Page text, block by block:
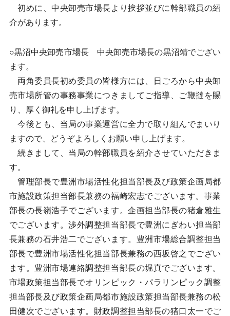
初めに、中央卸売市場長より挨拶並びに幹部職員の紹
介があります。
○黒沼中央卸売市場長 中央卸売市場長の黒沼靖でござい
ます。
両角委員長初め委員の皆様方には、日ごろから中央卸
売市場所管の事務事業につきましてご指導、ご鞭撻を賜
り、厚く御礼を申し上げます。
今後とも、当局の事業運営に全力で取り組んでまいり
ますので、どうぞよろしくお願い申し上げます。
続きまして、当局の幹部職員を紹介させていただきま
す。
管理部長で豊洲市場活性化担当部長及び政策企画局都
市施設政策担当部長兼務の福崎宏志でございます。事業
部長の長嶺浩子でございます。企画担当部長の猪倉雅生
でございます。渉外調整担当部長で豊洲にぎわい担当部
長兼務の石井浩二でございます。豊洲市場総合調整担当
部長で豊洲市場活性化担当部長兼務の西坂啓之でござい
ます。豊洲市場連絡調整担当部長の堀真でございます。
市場政策担当部長でオリンピック・パラリンピック調整
担当部長及び政策企画局都市施設政策担当部長兼務の松
田健次でございます。財政調整担当部長の猪口太一でご